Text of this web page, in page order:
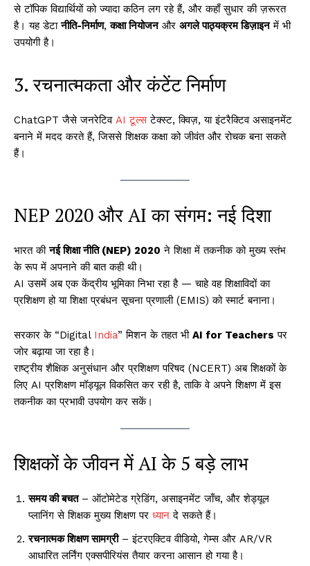
से टॉपिक विद्यार्थियों को ज्यादा कठिन लग रहे हैं, और कहाँ सुधार की ज़रूरत
है। यह डेटानीति-निर्माण,कक्षा नियोजनऔर अगले पाठ्यक्रम डिज़ाइनमें भी
उपयोगी है।
3. रचनात्मकता और कंटेंट निर्माण
ChatGPT जैसे जनरेटिव AI टूल्सटेक्स्ट, क्विज़, या इंटरैक्टिव असाइनमेंट
बनाने में मदद करते हैं, जिससे शिक्षक कक्षा को जीवंत और रोचक बना सकते
हैं।
NEP 2020 और AI का संगम: नई दिशा
भारत कीनई शिक्षा नीति (NEP) 2020 ने शिक्षा में तकनीक को मुख्य स्तंभ
के रूप में अपनाने की बात कही थी।
AI उसमें अब एक केंद्रीय भूमिका निभा रहा है — चाहे वह शिक्षाविदों का
प्रशिक्षण हो या शिक्षा प्रबंधन सूचना प्रणाली (EMIS) को स्मार्ट बनाना।
सरकार के “Digital India” मिशन के तहत भी AI for Teachers पर
जोर बढ़ाया जा रहा है।
राष्ट्रीय शैक्षिक अनुसंधान और प्रशिक्षण परिषद (NCERT) अब शिक्षकों के
लिए AI प्रशिक्षण मॉड्यूल विकसित कर रही है, ताकि वे अपने शिक्षण में इस
तकनीक का प्रभावी उपयोग कर सकें।
शिक्षकों के जीवन में AI के 5 बड़े लाभ
समय की बचत– ऑटोमेटेड ग्रेडिंग, असाइनमेंट जाँच, और शेड्यूल
प्लानिंग से शिक्षक मुख्य शिक्षण पर ध्यान दे सकते हैं।
रचनात्मक शिक्षण सामग्री– इंटरएक्टिव वीडियो, गेम्स और AR/VR
आधारित लर्निंग एक्सपीरियंस तैयार करना आसान हो गया है।